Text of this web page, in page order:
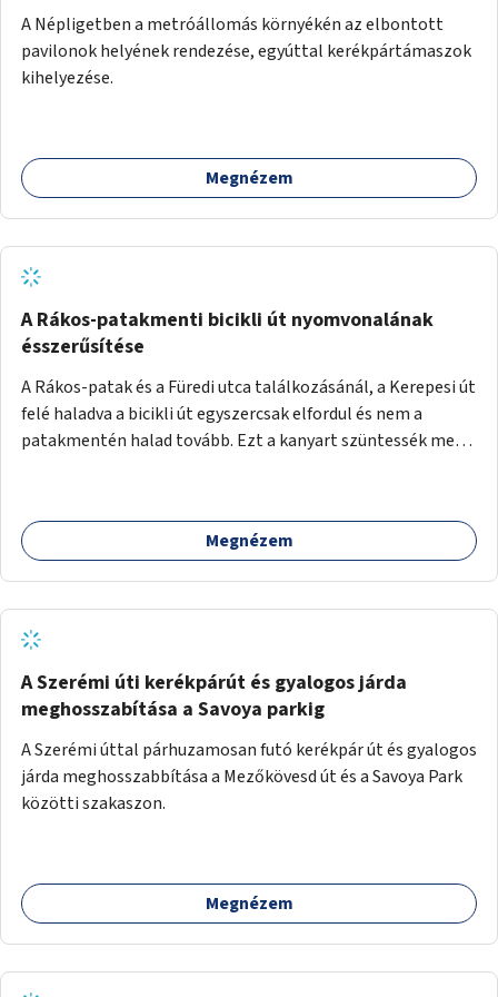
A Népligetben a metróállomás környékén az elbontott
pavilonok helyének rendezése, egyúttal kerékpártámaszok
kihelyezése.
Megnézem
A Rákos-patakmenti bicikli út nyomvonalának
ésszerűsítése
A Rákos-patak és a Füredi utca találkozásánál, a Kerepesi út
felé haladva a bicikli út egyszercsak elfordul és nem a
patakmentén halad tovább. Ezt a kanyart szüntessék meg
Megnézem
A Szerémi úti kerékpárút és gyalogos járda
meghosszabítása a Savoya parkig
A Szerémi úttal párhuzamosan futó kerékpár út és gyalogos
járda meghosszabbítása a Mezőkövesd út és a Savoya Park
közötti szakaszon.
Megnézem